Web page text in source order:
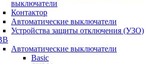
выключатели
Контактор
Автоматические выключатели
Устройства защиты отключения (УЗО)
Автоматические выключатели
Basic